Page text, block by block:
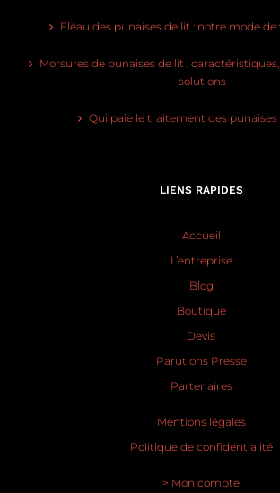
Fléau des punaises de lit : notre mode de
Morsures de punaises de lit :
solutions
Qui paie le traitement des punaises
LIENS RAPIDES
Accueil
L’entreprise
Blog
Boutique
Devis
Parutions Presse
Partenaires
Mentions légales
Politique de confidentialité
> Mon compte